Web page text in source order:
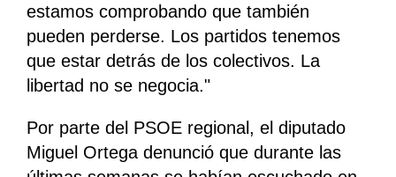
estamos comprobando que también
pueden perderse. Los partidos tenemos
que estar detrás de los colectivos. La
libertad no se negocia."
Por parte del PSOE regional, el diputado
Miguel Ortega denunció que durante las